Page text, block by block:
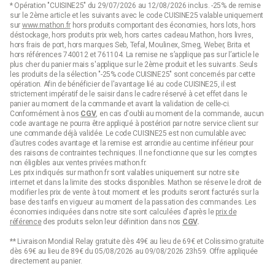
* Opération "CUISINE25" du 29/07/2026 au 12/08/2026 inclus. -25% de remise
sur le 2ème article et les suivants avec le code CUISINE25 valable uniquement
sur www.mathon.frhors produits comportant des économies, hors lots, hors
déstockage, hors produits prix web, hors cartes cadeau Mathon, hors livres,
hors frais de port, hors marques Seb, Tefal, Moulinex, Smeg, Weber, Brita et
hors références 740012 et 761104. La remise ne s’applique pas sur l’article le
plus cher du panier mais s'applique sur le 2ème produit et les suivants. Seuls
les produits de la sélection "-25% code CUISINE25" sont concernés par cette
opération. Afin de bénéficier de l'avantage lié au code CUISINE25, il est
strictement impératif de le saisir dans le cadre réservé à cet effet dans le
panier au moment de la commande et avant la validation de celle-ci.
Conformément à nos CGV, en cas d'oubli au moment de la commande, aucun
code avantage ne pourra être appliqué à postériori par notre service client sur
une commande déjà validée. Le code CUISINE25 est non cumulable avec
d’autres codes avantage et la remise est arrondie au centime inférieur pour
des raisons de contraintes techniques. Il ne fonctionne que sur les comptes
non éligibles aux ventes privées mathon.fr.
Les prix indiqués sur mathon.fr sont valables uniquement sur notre site
internet et dans la limite des stocks disponibles. Mathon se réserve le droit de
modifier les prix de vente à tout moment et les produits seront facturés sur la
base des tarifs en vigueur au moment de la passation des commandes. Les
économies indiquées dans notre site sont calculées d'après le prix de
référencedes produits selon leur définition dans nos CGV.
** Livraison Mondial Relay gratuite dès 49€ au lieu de 69€ et Colissimo gratuite
dès 69€ au lieu de 89€ du 05/08/2026 au 09/08/2026 23h59. Offre appliquée
directement au panier.